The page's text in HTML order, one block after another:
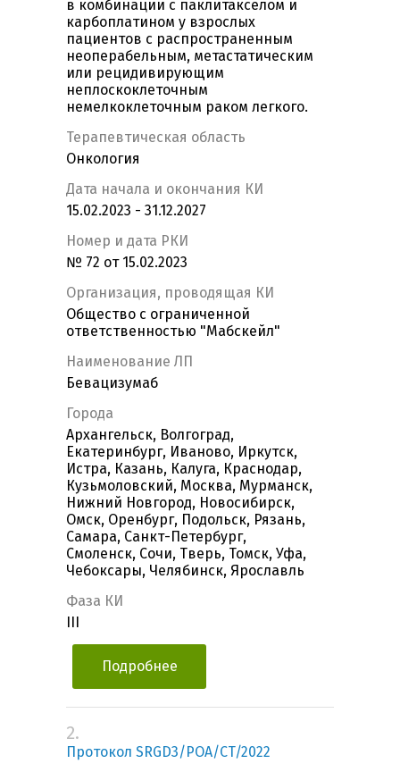
в комбинации с паклитакселом и
карбоплатином у взрослых
пациентов с распространенным
неоперабельным, метастатическим
или рецидивирующим
неплоскоклеточным
немелкоклеточным раком легкого.
Терапевтическая область
Онкология
Дата начала и окончания КИ
15.02.2023 - 31.12.2027
Номер и дата РКИ
№ 72 от 15.02.2023
Организация, проводящая КИ
Общество с ограниченной
ответственностью "Мабскейл"
Наименование ЛП
Бевацизумаб
Города
Архангельск, Волгоград,
Екатеринбург, Иваново, Иркутск,
Истра, Казань, Калуга, Краснодар,
Кузьмоловский, Москва, Мурманск,
Нижний Новгород, Новосибирск,
Омск, Оренбург, Подольск, Рязань,
Самара, Санкт-Петербург,
Смоленск, Сочи, Тверь, Томск, Уфа,
Чебоксары, Челябинск, Ярославль
Фаза КИ
Подробнее
2.
Протокол SRGD3/POA/CT/2022